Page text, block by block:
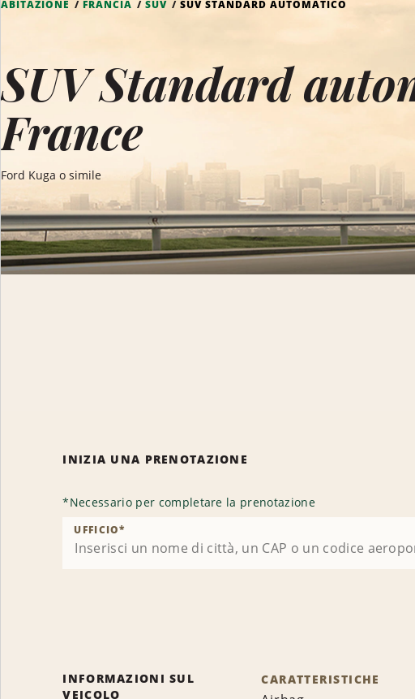
ABITAZIONE FRANCIA SUV SUV STANDARD AUTOMATICO
SUV Standard
France
Ford Kuga o simile
INIZIA UNA PRENOTAZIONE
*Necessario per completare la prenotazione
UFFICIO*
INFORMAZIONI SUL
VEICOLO
CARATTERISTICHE